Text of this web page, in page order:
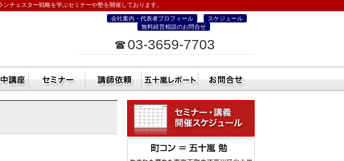
チェスター戦略を学ぶセミナーや塾を開催しております。
サルティングオフィス
会社案内・代表者プロフィール
スケジュール
無料経営相談のお問合せ
03-3659-7703
戦略社長塾東京・（ランチェスター経営・町コン経営塾）
短期集中講座 セミナー 社員研修・講師依頼五十嵐レポート